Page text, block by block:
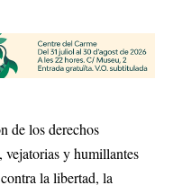
de los derechos
vejatorias y humillantes
la libertad, la